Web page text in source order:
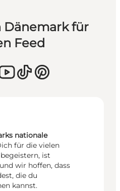
Dänemark für
Feed
nationale
für die vielen
ist
wir hoffen, dass
die du
kannst.